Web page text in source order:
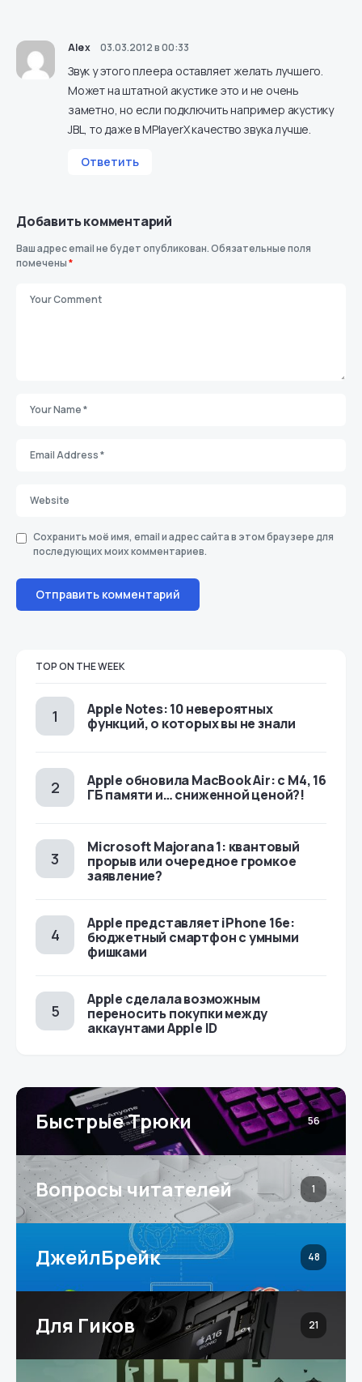
Alex 03.03.2012 в 00:33
Звук у этого плеера оставляет желать лучшего.
Может на штатной акустике это и не очень
заметно, но если подключить например акустику
JBL, то даже в MPlayerX качество звука лучше.
Ответить
Добавить комментарий
Ваш адрес email не будет опубликован.Обязательные поля
помечены*
Сохранить моё имя, email и адрес сайта в этом браузере для
последующих моих комментариев.
TOP ON THE WEEK
Apple Notes: 10 невероятных
функций, о которых вы не знали
Apple обновила MacBook Air: с M4, 16
ГБ памяти и… сниженной ценой?!
Microsoft Majorana 1: квантовый
прорыв или очередное громкое
заявление?
Apple представляет iPhone 16e:
бюджетный смартфон с умными
фишками
Apple сделала возможным
переносить покупки между
аккаунтами Apple ID
Быстрые Трюки 56
Вопросы читателей 1
ДжейлБрейк 48
Для Гиков 21